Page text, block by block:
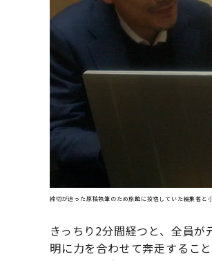
締切が迫った原稿執筆のため旅館に投宿していた編集者と
きっちり2分間経つと、全員
明に力を合わせて奔走するこ